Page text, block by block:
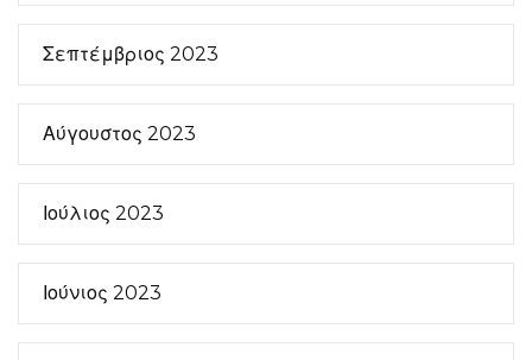
Σεπτέμβριος 2023
Αύγουστος 2023
Ιούλιος 2023
Ιούνιος 2023